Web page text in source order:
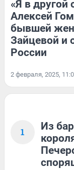
«Я в другой
Алексей
бывшей
Зайцевой и
России
2 февраля, 2025,
1
Из